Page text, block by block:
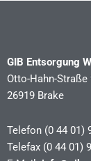
GIB Entsorgung
Otto-Hahn-Straße
26919 Brake
Telefon (0 44 01)
Telefax (0 44 01)